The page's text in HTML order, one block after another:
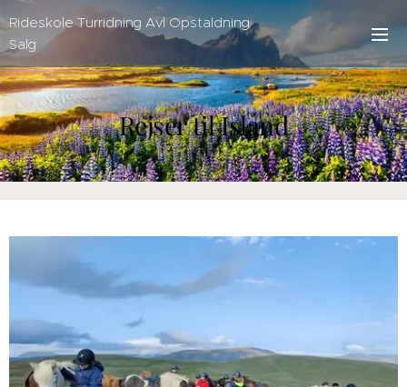
Rideskole Turridning Avl Opstaldning
Salg
Rejser til Island